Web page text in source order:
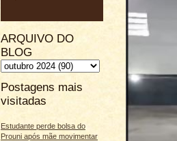
ARQUIVO DO
BLOG
Postagens mais
visitadas
Estudante perde bolsa do
Prouni após mãe movimentar